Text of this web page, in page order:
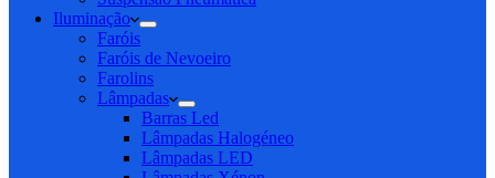
Iluminação
Faróis
Faróis de Nevoeiro
Farolins
Lâmpadas
Barras Led
Lâmpadas Halogéneo
Lâmpadas LED